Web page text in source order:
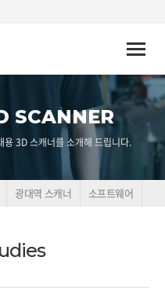
Toggle
SCANNER
3D 스캐너를 소개해 드립니다.
광대역 스캐너 소프트웨어